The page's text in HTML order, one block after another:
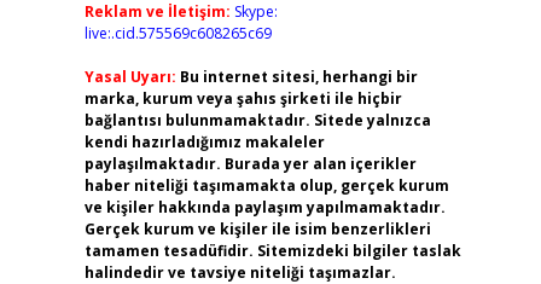
Reklam ve İletişim: Skype:
live:.cid.575569c608265c69
Yasal Uyarı: Bu internet sitesi, herhangi bir
marka, kurum veya şahıs şirketi ile hiçbir
bağlantısı bulunmamaktadır. Sitede yalnızca
kendi hazırladığımız makaleler
paylaşılmaktadır. Burada yer alan içerikler
haber niteliği taşımamakta olup, gerçek kurum
ve kişiler hakkında paylaşım yapılmamaktadır.
Gerçek kurum ve kişiler ile isim benzerlikleri
tamamen tesadüfidir. Sitemizdeki bilgiler taslak
halindedir ve tavsiye niteliği taşımazlar.